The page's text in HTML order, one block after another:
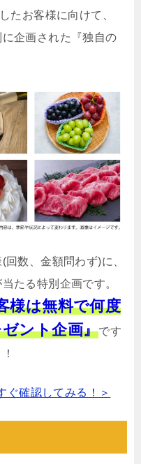
たお客様に向けて、
に企画された『独自の
数、金額問わず)に、
たる特別企画です。
様は無料で何度
ント企画』です
ぐ確認してみる！＞